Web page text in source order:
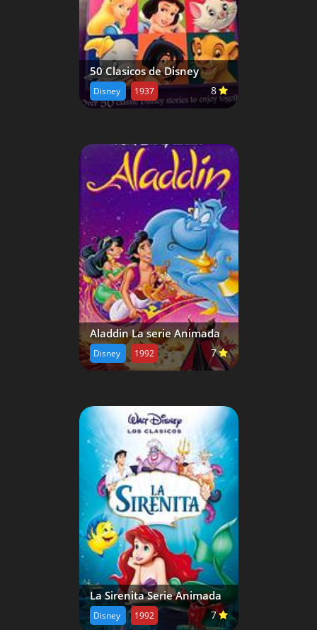
50 Clasicos de Disney
Disney 1937 8
Aladdin La serie Animada
Disney 1992 7
La Sirenita Serie Animada
Disney 1992 7